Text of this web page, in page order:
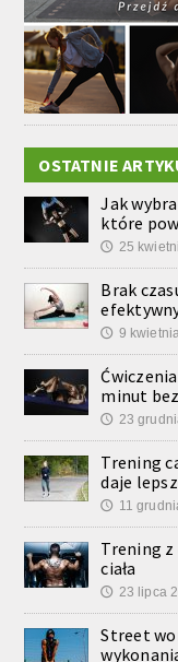
OSTATNIE
Jak
które
🕔 25
Brak
🕔 9
minut
🕔 23
Trening
daje
🕔 11
Trening z
ciała
🕔 23 lipca
Street